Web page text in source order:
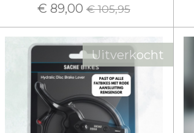
€ 89,00 € 105,95
Uitverkocht